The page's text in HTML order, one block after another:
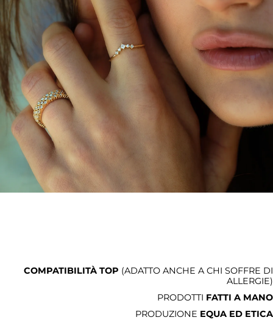
COMPATIBILITÀ TOP (ADATTO ANCHE A CHI SOFFRE DI
ALLERGIE)
PRODOTTI FATTI A MANO
PRODUZIONE EQUA ED ETICA